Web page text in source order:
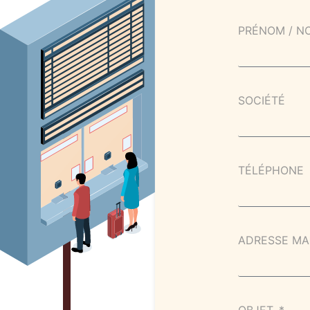
PRÉNOM /
SOCIÉTÉ
TÉLÉPHONE
ADRESSE